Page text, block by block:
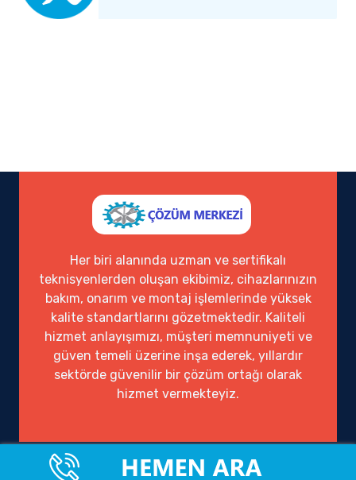
Her biri alanında uzman ve sertifikalı
teknisyenlerden oluşan ekibimiz, cihazlarınızın
bakım, onarım ve montaj işlemlerinde yüksek
kalite standartlarını gözetmektedir. Kaliteli
hizmet anlayışımızı, müşteri memnuniyeti ve
güven temeli üzerine inşa ederek, yıllardır
sektörde güvenilir bir çözüm ortağı olarak
hizmet vermekteyiz.